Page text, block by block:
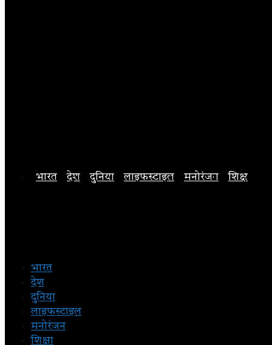
भारत देश दुनिया लाइफस्टाइल मनोरंजन शिक्षा
भारत
देश
दुनिया
लाइफस्टाइल
मनोरंजन
शिक्षा